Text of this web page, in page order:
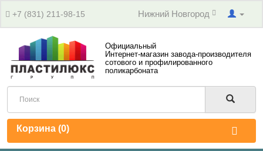
+7 (831) 211-98-15 Нижний Новгород
Официальный
Интернет-магазин завода-производителя
сотового и профилированного
поликарбоната
Корзина (0)